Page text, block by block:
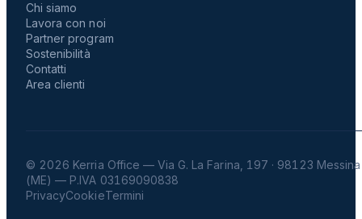
Chi siamo
Lavora con noi
Partner program
Sostenibilità
Contatti
Area clienti
© 2026 Kerria Office — Via G. La Farina, 197 · 98123 Messina
(ME) — P.IVA 03169090838
PrivacyCookieTermini